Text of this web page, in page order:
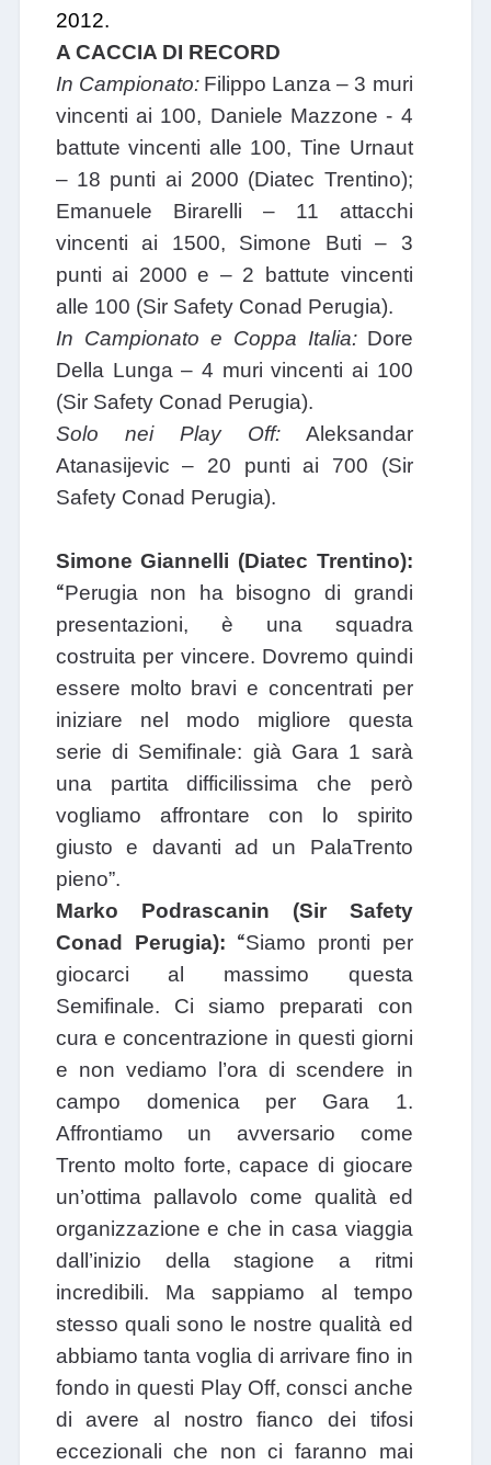
2012.
A CACCIA DI RECORD
In Campionato: Filippo Lanza – 3 muri
vincenti ai 100, Daniele Mazzone - 4
battute vincenti alle 100, Tine Urnaut
– 18 punti ai 2000 (Diatec Trentino);
Emanuele Birarelli – 11 attacchi
vincenti ai 1500, Simone Buti – 3
punti ai 2000 e – 2 battute vincenti
alle 100 (Sir Safety Conad Perugia).
In Campionato e Coppa Italia: Dore
Della Lunga – 4 muri vincenti ai 100
(Sir Safety Conad Perugia).
Solo nei Play Off:
Aleksandar
Atanasijevic – 20 punti ai 700 (Sir
Safety Conad Perugia).
Simone Giannelli (Diatec Trentino):
“Perugia non ha bisogno di grandi
presentazioni, è una squadra
costruita per vincere. Dovremo quindi
essere molto bravi e concentrati per
iniziare nel modo migliore questa
serie di Semifinale: già Gara 1 sarà
una partita difficilissima che però
vogliamo affrontare con lo spirito
giusto e davanti ad un PalaTrento
pieno”.
Marko Podrascanin (Sir Safety
Conad Perugia): “Siamo pronti per
giocarci al massimo questa
Semifinale. Ci siamo preparati con
cura e concentrazione in questi giorni
e non vediamo l’ora di scendere in
campo domenica per Gara 1.
Affrontiamo un avversario come
Trento molto forte, capace di giocare
un’ottima pallavolo come qualità ed
organizzazione e che in casa viaggia
dall’inizio della stagione a ritmi
incredibili. Ma sappiamo al tempo
stesso quali sono le nostre qualità ed
abbiamo tanta voglia di arrivare fino in
fondo in questi Play Off, consci anche
di avere al nostro fianco dei tifosi
eccezionali che non ci faranno mai